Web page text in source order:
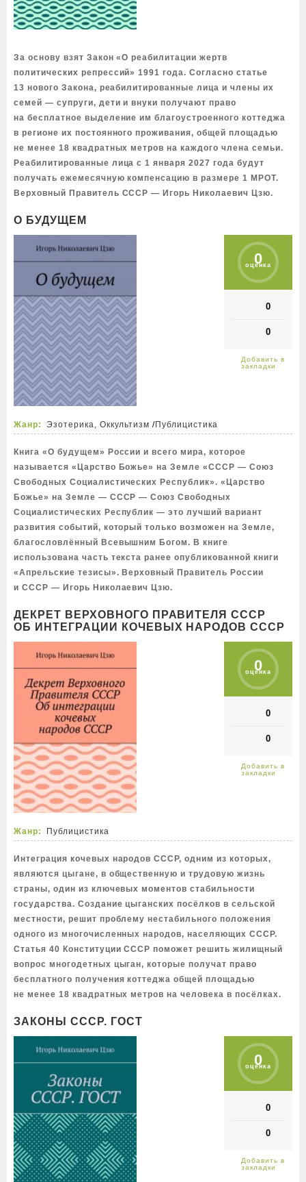
За основу взят Закон «О реабилитации жертв
политических репрессий» 1991 года. Согласно статье
13 нового Закона, реабилитированные лица и члены их
семей — супруги, дети и внуки получают право
на бесплатное выделение им благоустроенного коттеджа
в регионе их постоянного проживания, общей площадью
не менее 18 квадратных метров на каждого члена семьи.
Реабилитированные лица с 1 января 2027 года будут
получать ежемесячную компенсацию в размере 1 МРОТ.
Верховный Правитель СССР — Игорь Николаевич Цзю.
О БУДУЩЕМ
0
оценка
0
0
Жанр: Эзотерика, Оккультизм /Публицистика
Книга «О будущем» России и всего мира, которое
называется «Царство Божье» на Земле «СССР — Союз
Свободных Социалистических Республик». «Царство
Божье» на Земле — СССР — Союз Свободных
Социалистических Республик — это лучший вариант
развития событий, который только возможен на Земле,
благословлённый Всевышним Богом. В книге
использована часть текста ранее опубликованной книги
«Апрельские тезисы». Верховный Правитель России
и СССР — Игорь Николаевич Цзю.
ДЕКРЕТ ВЕРХОВНОГО ПРАВИТЕЛЯ СССР
ОБ ИНТЕГРАЦИИ КОЧЕВЫХ НАРОДОВ СССР
0
оценка
0
0
Жанр: Публицистика
Интеграция кочевых народов СССР, одним из которых,
являются цыгане, в общественную и трудовую жизнь
страны, один из ключевых моментов стабильности
государства. Создание цыганских посёлков в сельской
местности, решит проблему нестабильного положения
одного из многочисленных народов, населяющих СССР.
Статья 40 Конституции СССР поможет решить жилищный
вопрос многодетных цыган, которые получат право
бесплатного получения коттеджа общей площадью
не менее 18 квадратных метров на человека в посёлках.
ЗАКОНЫ СССР. ГОСТ
0
оценка
0
0